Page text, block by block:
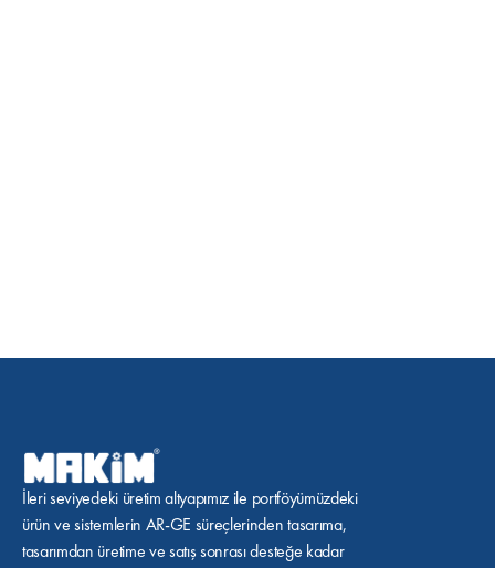
İleri seviyedeki üretim altyapımız ile portföyümüzdeki
ürün ve sistemlerin AR-GE süreçlerinden tasarıma,
tasarımdan üretime ve satış sonrası desteğe kadar